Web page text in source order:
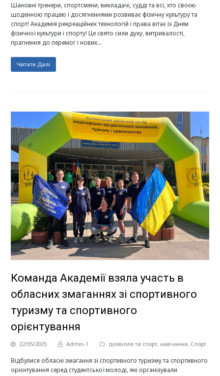
Шановні тренери, спортсмени, викладачі, судді та всі, хто своєю
щоденною працею і досягненнями розвиває фізичну культуру та
спорт! Академія рекреаційних технологій і права вітає із Днем
фізичної культури і спорту! Це свято сили духу, витривалості,
прагнення до перемог і нових…
Читати Далі
Команда Академії взяла участь в
обласних змаганнях зі спортивного
туризму та спортивного
орієнтування
22/05/2025 Admin-1 дозвілля та спорт, навчання, Спорт
Відбулися обласні змагання зі спортивного туризму та спортивного
орієнтування серед студентської молоді, які організували